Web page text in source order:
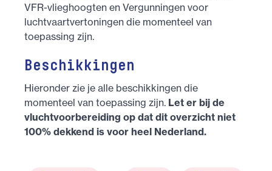
VFR-vlieghoogten en Vergunningen voor
luchtvaartvertoningen die momenteel van
toepassing zijn.
Beschikkingen
Hieronder zie je alle beschikkingen die
momenteel van toepassing zijn. Let er bij de
vluchtvoorbereiding op dat dit overzicht niet
100% dekkend is voor heel Nederland.